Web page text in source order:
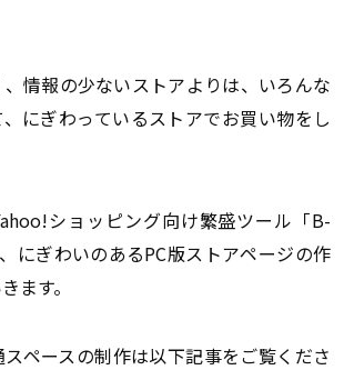
情報の少ないストアよりは、いろんな
にぎわっているストアでお買い物をし
ショッピング向け繁盛ツール「B-
にぎわいのあるPC版ストアページの作
ます。
ペースの制作は以下記事をご覧くださ